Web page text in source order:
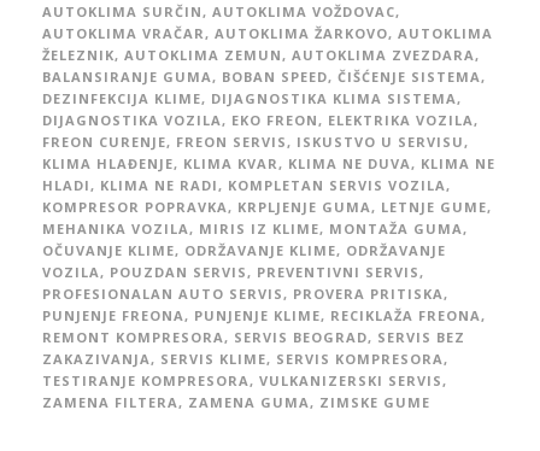
AUTOKLIMA SURČIN , AUTOKLIMA VOŽDOVAC,
AUTOKLIMA VRAČAR , AUTOKLIMA ŽARKOVO, AUTOKLIMA
ŽELEZNIK, AUTOKLIMA ZEMUN , AUTOKLIMA ZVEZDARA ,
BALANSIRANJE GUMA , BOBAN SPEED, ČIŠĆENJE SISTEMA ,
DEZINFEKCIJA KLIME, DIJAGNOSTIKA KLIMA SISTEMA ,
DIJAGNOSTIKA VOZILA , EKO FREON , ELEKTRIKA VOZILA ,
FREON CURENJE, FREON SERVIS , ISKUSTVO U SERVISU ,
KLIMA HLAĐENJE, KLIMA KVAR , KLIMA NE DUVA , KLIMA NE
HLADI , KLIMA NE RADI , KOMPLETAN SERVIS VOZILA ,
KOMPRESOR POPRAVKA , KRPLJENJE GUMA , LETNJE GUME,
MEHANIKA VOZILA , MIRIS IZ KLIME, MONTAŽA GUMA ,
OČUVANJE KLIME, ODRŽAVANJE KLIME, ODRŽAVANJE
VOZILA , POUZDAN SERVIS , PREVENTIVNI SERVIS ,
PROFESIONALAN AUTO SERVIS , PROVERA PRITISKA ,
PUNJENJE FREONA , PUNJENJE KLIME, RECIKLAŽA FREONA ,
REMONT KOMPRESORA , SERVIS BEOGRAD, SERVIS BEZ
ZAKAZIVANJA , SERVIS KLIME, SERVIS KOMPRESORA ,
TESTIRANJE KOMPRESORA , VULKANIZERSKI SERVIS ,
ZAMENA FILTERA , ZAMENA GUMA , ZIMSKE GUME